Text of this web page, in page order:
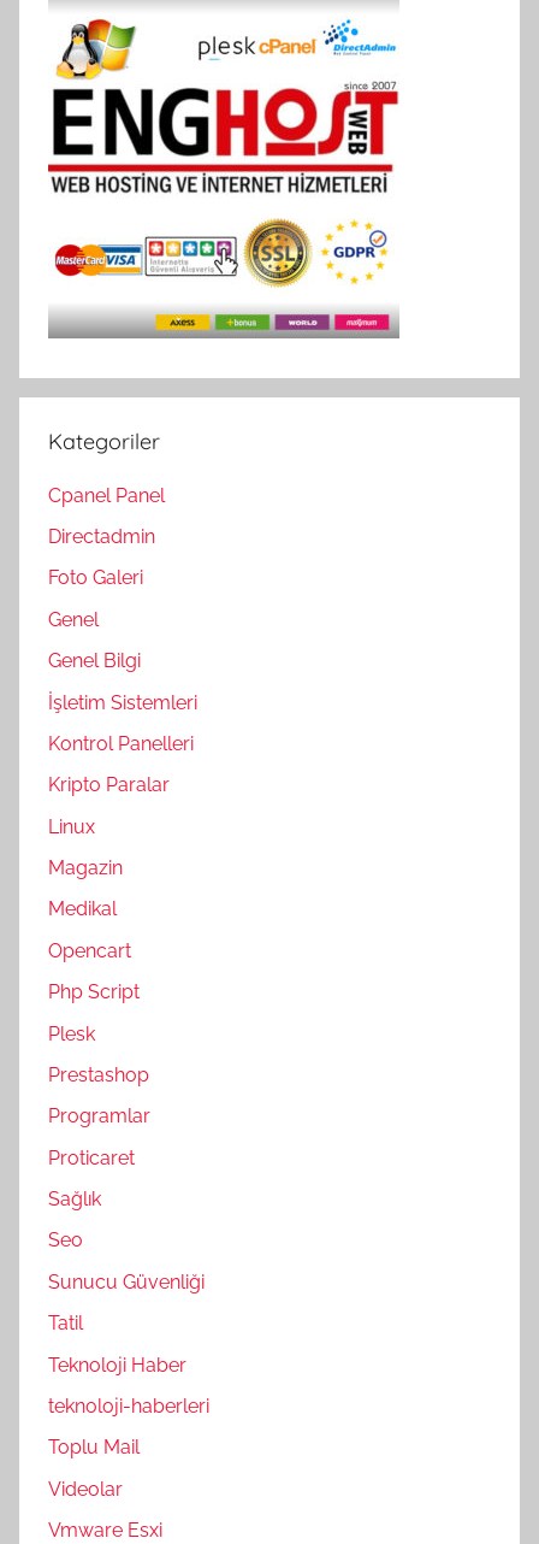
Kategoriler
Cpanel Panel
Directadmin
Foto Galeri
Genel
Genel Bilgi
İşletim Sistemleri
Kontrol Panelleri
Kripto Paralar
Linux
Magazin
Medikal
Opencart
Php Script
Plesk
Prestashop
Programlar
Proticaret
Sağlık
Seo
Sunucu Güvenliği
Tatil
Teknoloji Haber
teknoloji-haberleri
Toplu Mail
Videolar
Vmware Esxi